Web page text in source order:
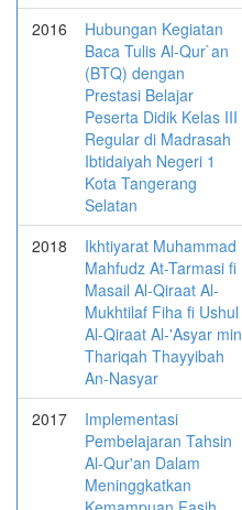
2016
Hubungan Kegiatan
Baca Tulis Al-Qur`an
(BTQ) dengan
Prestasi Belajar
Peserta Didik Kelas III
Regular di Madrasah
Ibtidaiyah Negeri 1
Kota Tangerang
Selatan
2018
Ikhtiyarat Muhammad
Mahfudz At-Tarmasi fi
Masail Al-Qiraat Al-
Mukhtilaf Fiha fi Ushul
Al-Qiraat Al-'Asyar min
Thariqah Thayyibah
An-Nasyar
2017
Implementasi
Pembelajaran Tahsin
Al-Qur'an Dalam
Meninggkatkan